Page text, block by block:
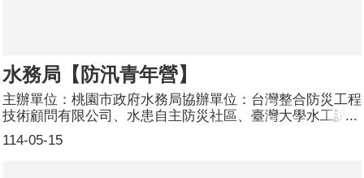
水務局【防汛青年營】
114-05-15
主辦單位：桃園市政府水務局協辦單位：台灣整合防災工程
技術顧問有限公司、水患自主防災社區、臺灣大學水工試驗
所 課程/活動日期：113年11月9~10日 課程/活動對象：桃園
市各大專院校青年 辦理形式：性別平等課程、CEDAW影片